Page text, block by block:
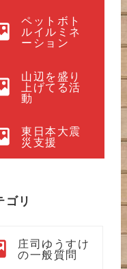
ペットボト
ルイルミネ
ーション
山辺を盛り
上げてる活
動
東日本大震
災支援
ゴリ
庄司ゆうすけ
の一般質問